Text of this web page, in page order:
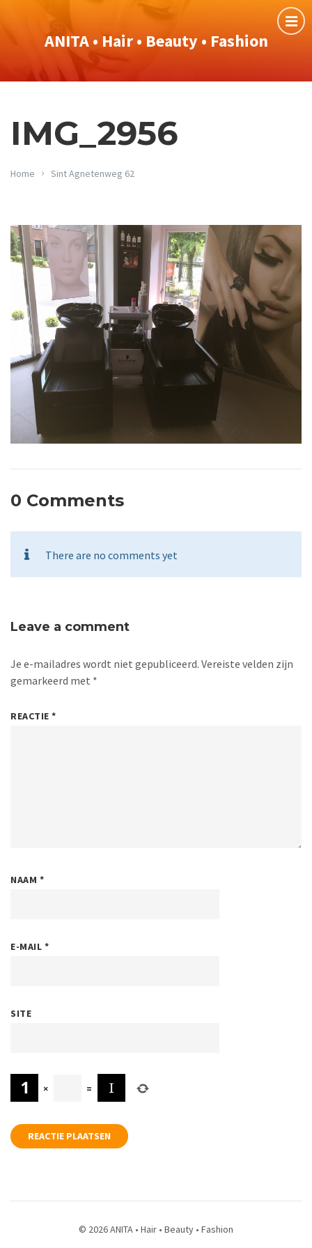
ANITA • Hair • Beauty • Fashion
IMG_2956
Home Sint Agnetenweg 62
0 Comments
There are no comments yet
Leave a comment
Je e-mailadres wordt niet gepubliceerd. Vereiste velden zijn
gemarkeerd met *
REACTIE*
NAAM *
E-MAIL *
SITE
× =
© 2026 ANITA • Hair • Beauty • Fashion